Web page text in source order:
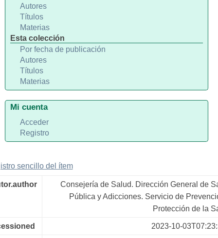
sencillo del ítem
Consejería de Salud. Dirección General de
Pública y Adicciones. Servicio de
Protección de la
2023-10-
Autores
Títulos
Materias
Esta colección
Por fecha de publicación
Autores
Títulos
Materias
Mi cuenta
Acceder
Registro